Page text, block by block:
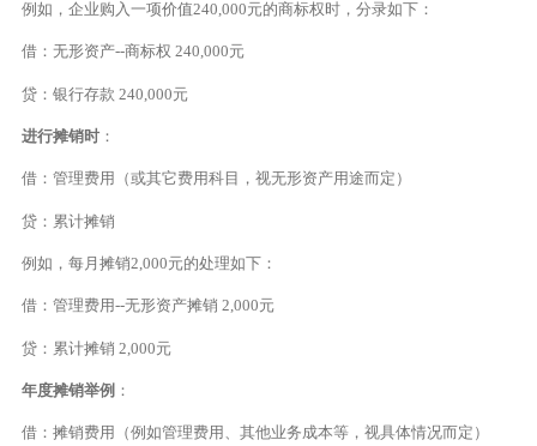
例如，企业购入一项价值240,000元的商标权时，分录如下：
借：无形资产--商标权 240,000元
贷：银行存款 240,000元
进行摊销时：
借：管理费用（或其它费用科目，视无形资产用途而定）
贷：累计摊销
例如，每月摊销2,000元的处理如下：
借：管理费用--无形资产摊销 2,000元
贷：累计摊销 2,000元
年度摊销举例 ：
借：摊销费用（例如管理费用、其他业务成本等，视具体情况而定）